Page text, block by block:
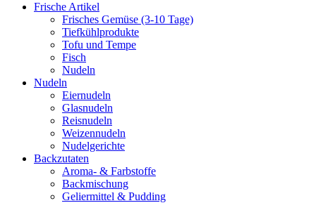
Frische Artikel
Frisches Gemüse (3-10 Tage)
Tiefkühlprodukte
Tofu und Tempe
Fisch
Nudeln
Nudeln
Eiernudeln
Glasnudeln
Reisnudeln
Weizennudeln
Nudelgerichte
Backzutaten
Aroma- & Farbstoffe
Backmischung
Geliermittel & Pudding